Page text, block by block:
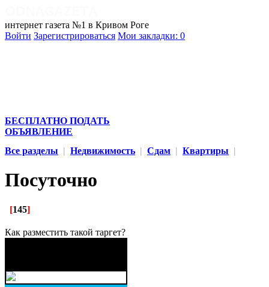
интернет газета №1 в Кривом Роге
Войти Зарегистрироваться Мои закладки: 0
БЕСПЛАТНО ПОДАТЬ
ОБЪЯВЛЕНИЕ
Все разделы | Недвижимость | Сдам | Квартиры |
Посуточно
[145]
Как разместить такой таргет?